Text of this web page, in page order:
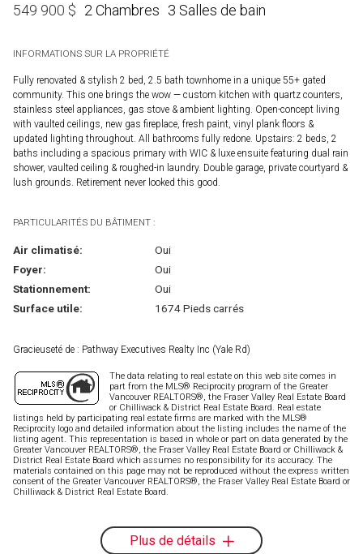
549 900 $ 2 Chambres 3 Salles de bain
INFORMATIONS SUR LA PROPRIÉTÉ
Fully renovated & stylish 2 bed, 2.5 bath townhome in a unique 55+ gated
community. This one brings the wow — custom kitchen with quartz counters,
stainless steel appliances, gas stove & ambient lighting. Open-concept living
with vaulted ceilings, new gas fireplace, fresh paint, vinyl plank floors &
updated lighting throughout. All bathrooms fully redone. Upstairs: 2 beds, 2
baths including a spacious primary with WIC & luxe ensuite featuring dual rain
shower, vaulted ceiling & roughed-in laundry. Double garage, private courtyard &
lush grounds. Retirement never looked this good.
PARTICULARITÉS DU BÂTIMENT :
Air climatisé:
Oui
Foyer:
Oui
Stationnement:
Oui
Surface utile:
1674 Pieds carrés
Gracieuseté de : Pathway Executives Realty Inc (Yale Rd)
The data relating to real estate on this web site comes in
part from the MLS® Reciprocity program of the Greater
Vancouver REALTORS®, the Fraser Valley Real Estate Board
or Chilliwack & District Real Estate Board. Real estate
listings held by participating real estate firms are marked with the MLS®
Reciprocity logo and detailed information about the listing includes the name of the
listing agent. This representation is based in whole or part on data generated by the
Greater Vancouver REALTORS®, the Fraser Valley Real Estate Board or Chilliwack &
District Real Estate Board which assumes no responsibility for its accuracy. The
materials contained on this page may not be reproduced without the express written
consent of the Greater Vancouver REALTORS®, the Fraser Valley Real Estate Board or
Chilliwack & District Real Estate Board.
Plus de détails